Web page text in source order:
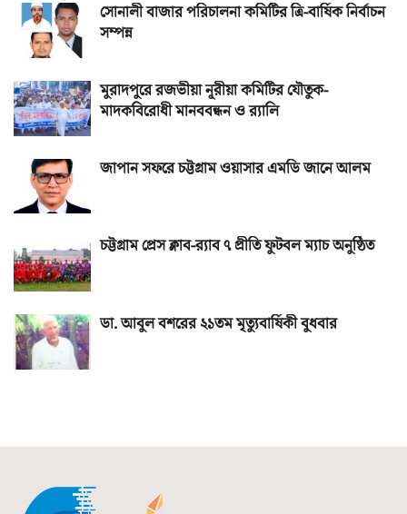
সোনালী বাজার পরিচালনা কমিটির ত্রি-বার্ষিক নির্বাচন
সম্পন্ন
মুরাদপুরে রজভীয়া নূরীয়া কমিটির যৌতুক-
মাদকবিরোধী মানববন্ধন ও র‌্যালি
জাপান সফরে চট্টগ্রাম ওয়াসার এমডি জানে আলম
চট্টগ্রাম প্রেস ক্লাব-র‌্যাব ৭ প্রীতি ফুটবল ম্যাচ অনুষ্ঠিত
ডা. আবুল বশরের ২১তম মৃত্যুবার্ষিকী বুধবার